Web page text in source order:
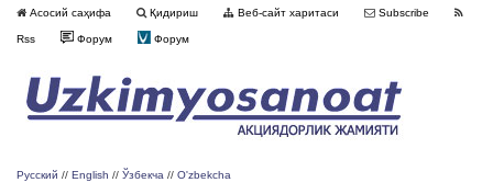
Асосий саҳифа Қидириш Веб-сайт харитаси Subscribe
Rss Форум Форум
Русский // English // Ўзбекча // O'zbekcha